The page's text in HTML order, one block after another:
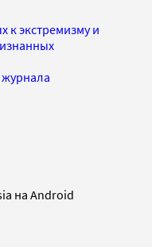
к экстремизму и
на Android